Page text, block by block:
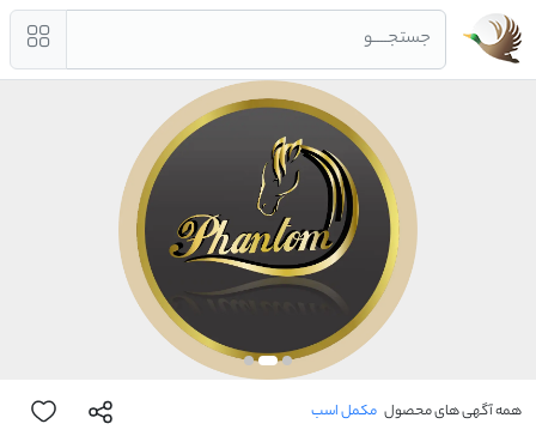
جستجــــو
همه آگهی های محصول مکمل اسب